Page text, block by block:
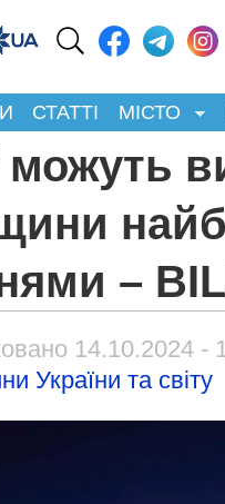
СТАТТІ МІСТО
–
14.10.2024 -
України та світу